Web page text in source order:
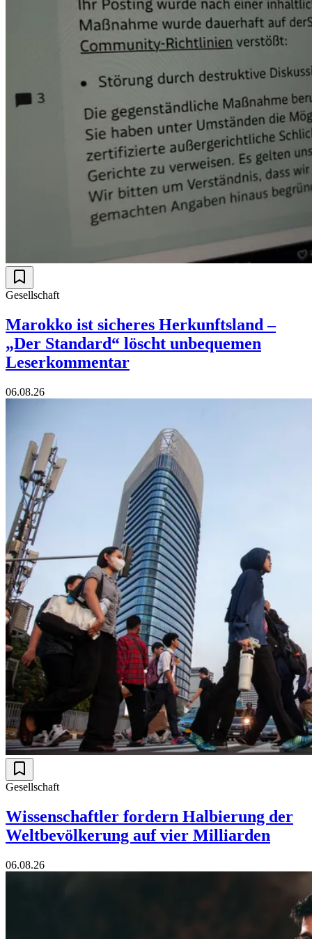
Gesellschaft
Marokko ist sicheres Herkunftsland –
„Der Standard“ löscht unbequemen
Leserkommentar
06.08.26
Gesellschaft
Wissenschaftler fordern Halbierung der
Weltbevölkerung auf vier Milliarden
06.08.26